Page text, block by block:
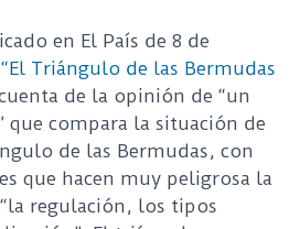
en El País de 8 de
Triángulo de las Bermudas
de la opinión de “un
que compara la situación de
de las Bermudas, con
que hacen muy peligrosa la
regulación, los tipos